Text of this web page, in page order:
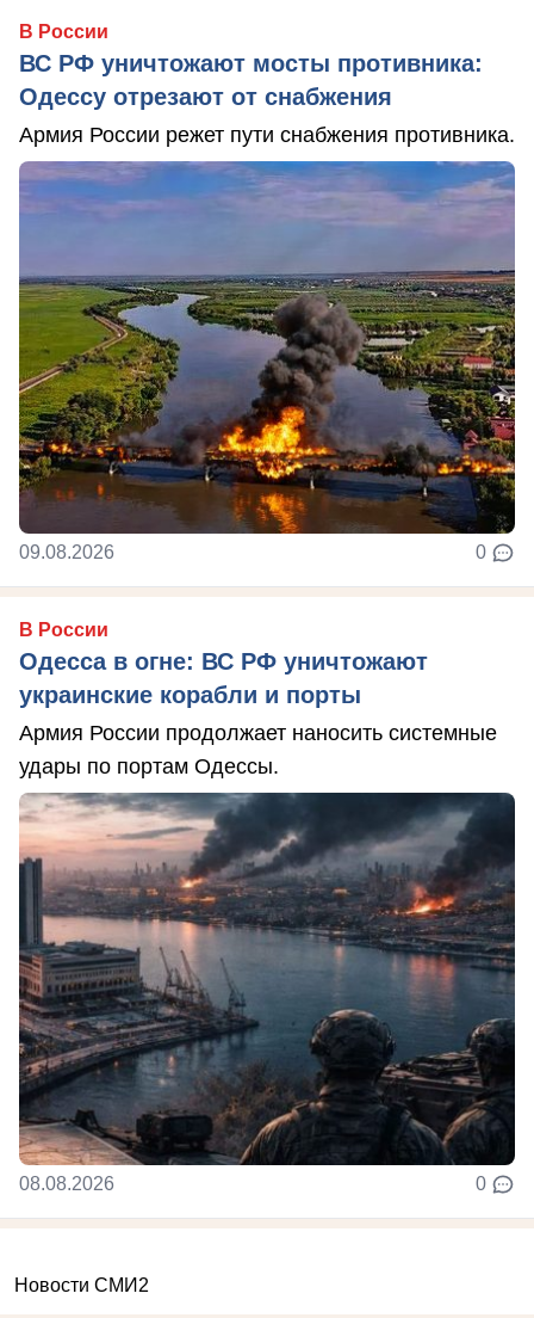
В России
ВС РФ уничтожают мосты противника:
Одессу отрезают от снабжения
Армия России режет пути снабжения противника.
09.08.2026 0
В России
Одесса в огне: ВС РФ уничтожают
украинские корабли и порты
Армия России продолжает наносить системные
удары по портам Одессы.
08.08.2026 0
Новости СМИ2